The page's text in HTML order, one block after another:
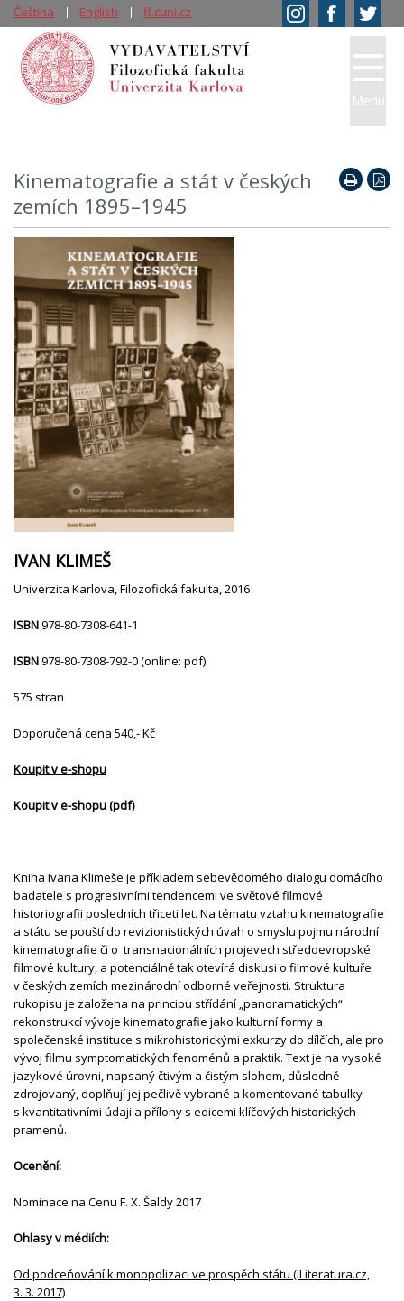
Kinematografie a stát v českých
zemích 1895–1945
IVAN KLIMEŠ
Univerzita Karlova,Filozofická fakulta, 2016
ISBN978-80-7308-641-1
ISBN978-80-7308-792-0 (online: pdf)
575 stran
Doporučená cena 540,- Kč
Koupit v e-shopu
Koupit v e-shopu (pdf)
Kniha Ivana Klimeše je příkladem sebevědomého dialogu domácího
badatele s progresivními tendencemi ve světové filmové
historiografii posledních třiceti let. Na tématu vztahu kinematografie
a státu se pouští do revizionistických úvah o smyslu pojmu národní
kinematografie či o transnacionálních projevech středoevropské
filmové kultury, a potenciálně tak otevírá diskusi o filmové kultuře
v českých zemích mezinárodní odborné veřejnosti. Struktura
rukopisu je založena na principu střídání „panoramatických“
rekonstrukcí vývoje kinematografie jako kulturní formy a
společenské instituce s mikrohistorickými exkurzy do dílčích, ale pro
vývoj filmu symptomatických fenoménů a praktik. Text je na vysoké
jazykové úrovni, napsaný čtivým a čistým slohem, důsledně
zdrojovaný, doplňují jej pečlivě vybrané a komentované tabulky
s kvantitativními údaji a přílohy s edicemi klíčových historických
pramenů.
Ocenění:
Nominace na Cenu F. X. Šaldy 2017
Ohlasy v médiích:
Od podceňování k monopolizaci ve prospěch státu (iLiteratura.cz,
3. 3. 2017)
Menu
Čeština English ff.cuni.cz